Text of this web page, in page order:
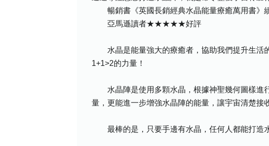
暢銷書《英國長銷經典水晶能量療癒萬用書》
亞馬遜讀者★★★★★好評
水晶是能量強大的療癒者，協助我們提升生活
1+1>2的力量！
水晶陣是使用多顆水晶，根據神聖幾何圖樣進
量，更能進一步增強水晶陣的能量，讓宇宙清楚接
最棒的是，只要手邊有水晶，任何人都能打造